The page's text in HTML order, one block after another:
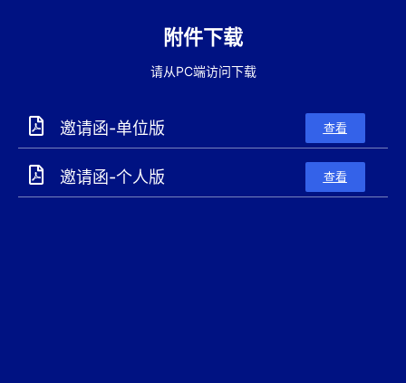
附件下载
请从PC端访问下载
邀请函-单位版 查看
邀请函-个人版 查看